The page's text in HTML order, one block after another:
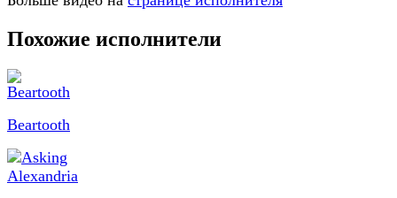
Похожие исполнители
Beartooth